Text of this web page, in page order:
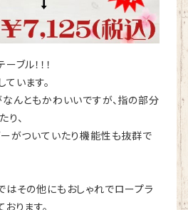
ブル！！！
います。
んともかわいいですが、指の部分
、
ーがついていたり機能性も抜群で
はその他にもおしゃれでロープラ
ります。